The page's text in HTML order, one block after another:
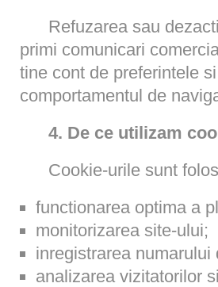
Refuzarea sau
primi comunicari
tine cont de preferintele
comportamentul de
4. De ce utilizam
Cookie-urile sunt
functionarea optima a
monitorizarea site-ului;
inregistrarea
analizarea vizitatorilor